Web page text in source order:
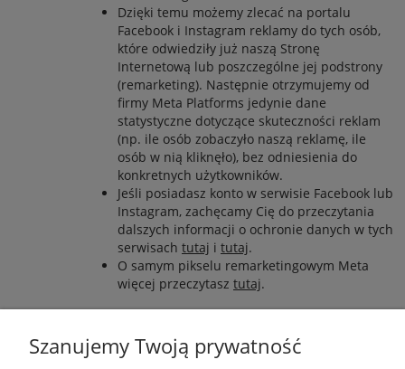
Dzięki temu możemy zlecać na portalu
Facebook i Instagram reklamy do tych osób,
które odwiedziły już naszą Stronę
Internetową lub poszczególne jej podstrony
(remarketing). Następnie otrzymujemy od
firmy Meta Platforms jedynie dane
statystyczne dotyczące skuteczności reklam
(np. ile osób zobaczyło naszą reklamę, ile
osób w nią kliknęło), bez odniesienia do
konkretnych użytkowników.
Jeśli posiadasz konto w serwisie Facebook lub
Instagram, zachęcamy Cię do przeczytania
dalszych informacji o ochronie danych w tych
serwisach tutaj i tutaj.
O samym pikselu remarketingowym Meta
więcej przeczytasz tutaj.
E-mail marketing
Do celów newslettera używamy narzędzia
dostarczanego nam przez zewnętrzną firmę.
Szanujemy Twoją prywatność